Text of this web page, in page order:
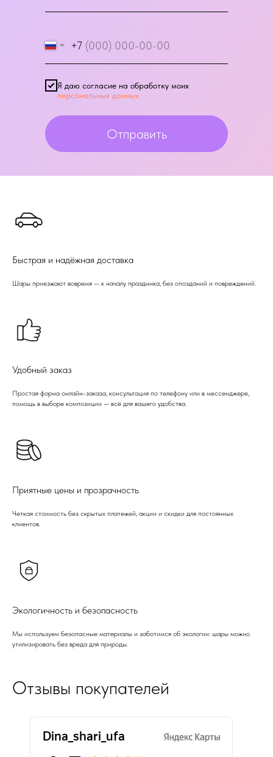
+7
Я даю согласие на обработку моих
персональных данных
Отправить
Быстрая и надёжная доставка
Шары приезжают вовремя — к началу праздника, без опозданий и повреждений.
Удобный заказ
Простая форма онлайн-заказа, консультация по телефону или в мессенджере,
помощь в выборе композиции — всё для вашего удобства.
Приятные цены и прозрачность
Четкая стоимость без скрытых платежей, акции и скидки для постоянных
клиентов.
Экологичность и безопасность
Мы используем безопасные материалы и заботимся об экологии: шары можно
утилизировать без вреда для природы.
Отзывы покупателей